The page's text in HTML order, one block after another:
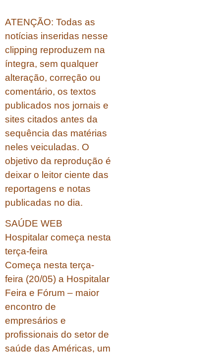
ATENÇÃO: Todas as
notícias inseridas nesse
clipping reproduzem na
íntegra, sem qualquer
alteração, correção ou
comentário, os textos
publicados nos jornais e
sites citados antes da
sequência das matérias
neles veiculadas. O
objetivo da reprodução é
deixar o leitor ciente das
reportagens e notas
publicadas no dia.
SAÚDE WEB
Hospitalar começa nesta
terça-feira
Começa nesta terça-
feira (20/05) a Hospitalar
Feira e Fórum – maior
encontro de
empresários e
profissionais do setor de
saúde das Américas, um